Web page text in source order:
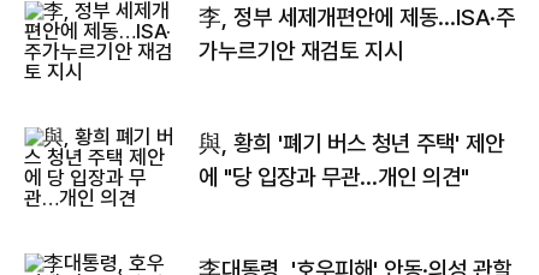
李, 정부 세제개편안에 제동…ISA·주
가누르기안 재검토 지시
與, 황희 '폐기 버스 청년 주택' 제안
에 "당 입장과 무관…개인 의견"
李대통령, '호우피해' 안동·의성 관할